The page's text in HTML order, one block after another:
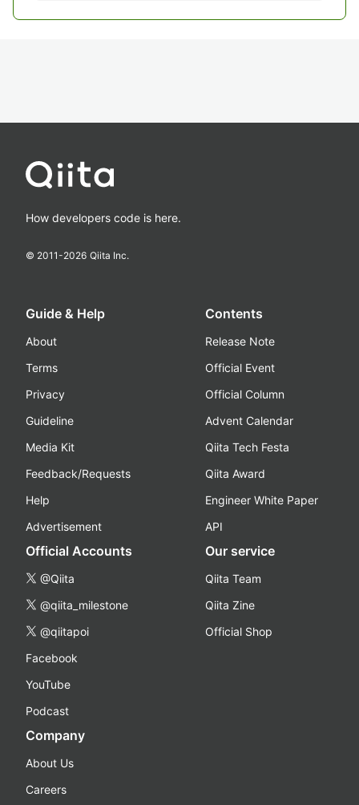
How developers code is here.
© 2011-2026 Qiita Inc.
Guide & Help
About
Terms
Privacy
Guideline
Media Kit
Feedback/Requests
Help
Advertisement
Contents
Release Note
Official Event
Official Column
Advent Calendar
Qiita Tech Festa
Qiita Award
Engineer White Paper
API
Official Accounts
@Qiita
@qiita_milestone
@qiitapoi
Facebook
YouTube
Podcast
Our service
Qiita Team
Qiita Zine
Official Shop
Company
About Us
Careers